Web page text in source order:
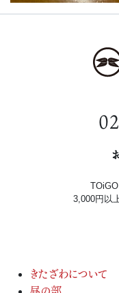
3,000円以
きたざわについて